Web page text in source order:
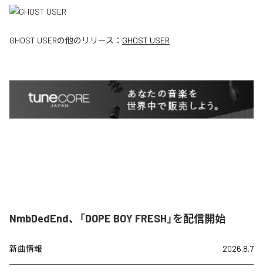
GHOST USERの他のリリース： GHOST USER
NmbDedEnd、「DOPE BOY FRESH」を配信開始
新曲情報 2026.8.7